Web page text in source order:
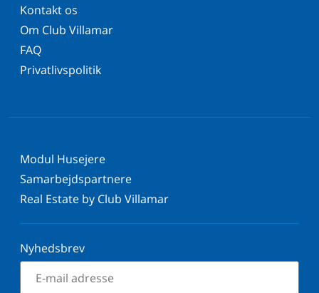
Kontakt os
Om Club Villamar
FAQ
Privatlivspolitik
Modul Husejere
Samarbejdspartnere
Real Estate by Club Villamar
Nyhedsbrev